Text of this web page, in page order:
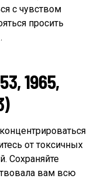
с чувством
просить
1965,
от токсичных
Сохраняйте
вам всю